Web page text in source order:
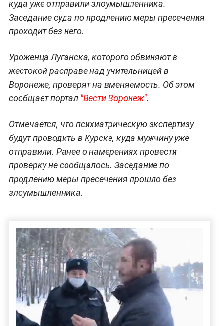
куда уже отправили злоумышленника.
Заседание суда по продлению меры пресечения
проходит без него.
Уроженца Луганска, которого обвиняют в
жестокой расправе над учительницей в
Воронеже, проверят на вменяемость. Об этом
сообщает портал "Вести Воронеж".
Отмечается, что психиатрическую экспертизу
будут проводить в Курске, куда мужчину уже
отправили. Ранее о намерениях провести
проверку не сообщалось. Заседание по
продлению меры пресечения прошло без
злоумышленника.